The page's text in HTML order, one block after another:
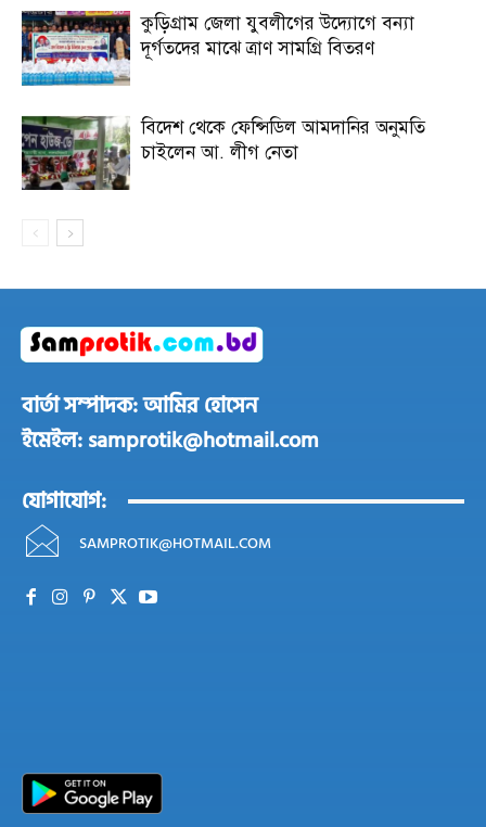
কুড়িগ্রাম জেলা যুবলীগের উদ্যোগে বন্যা
দূর্গতদের মাঝে ত্রাণ সামগ্রি বিতরণ
বিদেশ থেকে ফেন্সিডিল আমদানির অনুমতি
চাইলেন আ. লীগ নেতা
বার্তা সম্পাদক: আমির হোসেন
ইমেইল: samprotik@hotmail.com
যোগাযোগ:
SAMPROTIK@HOTMAIL.COM